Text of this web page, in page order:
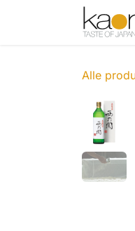
Overslaan naar inhoud
Alle